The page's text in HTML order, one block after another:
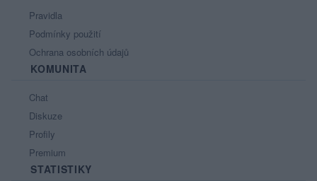
Pravidla
Podmínky použití
Ochrana osobních údajů
KOMUNITA
Chat
Diskuze
Profily
Premium
STATISTIKY